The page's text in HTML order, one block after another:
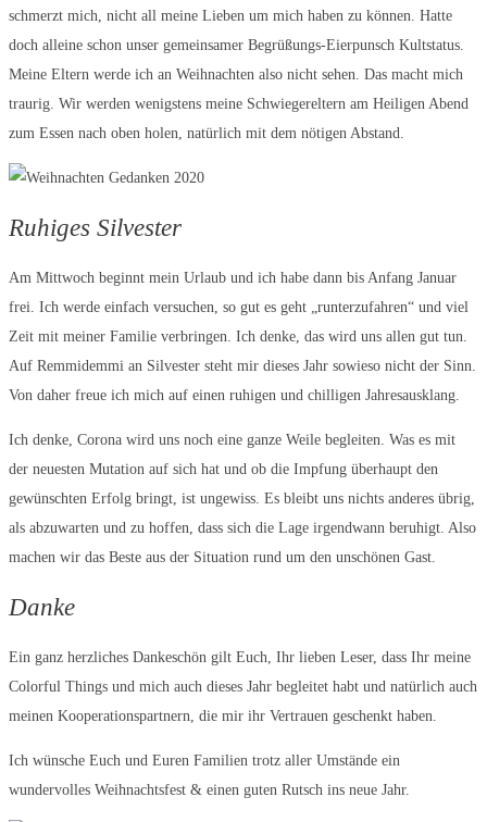
schmerzt mich, nicht all meine Lieben um mich haben zu können. Hatte
doch alleine schon unser gemeinsamer Begrüßungs-Eierpunsch Kultstatus.
Meine Eltern werde ich an Weihnachten also nicht sehen. Das macht mich
traurig. Wir werden wenigstens meine Schwiegereltern am Heiligen Abend
zum Essen nach oben holen, natürlich mit dem nötigen Abstand.
Ruhiges Silvester
Am Mittwoch beginnt mein Urlaub und ich habe dann bis Anfang Januar
frei. Ich werde einfach versuchen, so gut es geht „runterzufahren“ und viel
Zeit mit meiner Familie verbringen. Ich denke, das wird uns allen gut tun.
Auf Remmidemmi an Silvester steht mir dieses Jahr sowieso nicht der Sinn.
Von daher freue ich mich auf einen ruhigen und chilligen Jahresausklang.
Ich denke, Corona wird uns noch eine ganze Weile begleiten. Was es mit
der neuesten Mutation auf sich hat und ob die Impfung überhaupt den
gewünschten Erfolg bringt, ist ungewiss. Es bleibt uns nichts anderes übrig,
als abzuwarten und zu hoffen, dass sich die Lage irgendwann beruhigt. Also
machen wir das Beste aus der Situation rund um den unschönen Gast.
Danke
Ein ganz herzliches Dankeschön gilt Euch, Ihr lieben Leser, dass Ihr meine
Colorful Things und mich auch dieses Jahr begleitet habt und natürlich auch
meinen Kooperationspartnern, die mir ihr Vertrauen geschenkt haben.
Ich wünsche Euch und Euren Familien trotz aller Umstände ein
wundervolles Weihnachtsfest & einen guten Rutsch ins neue Jahr.